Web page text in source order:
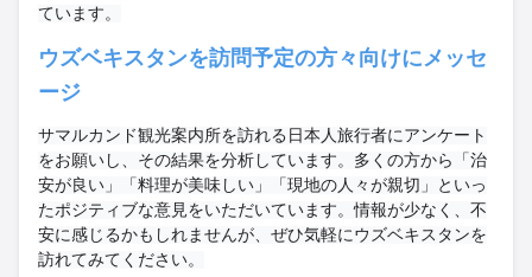
ています。
ウズベキスタンを訪問予定の方々向けにメッセ
ージ
サマルカンド観光案内所を訪れる日本人旅行者にアンケート
をお願いし、その結果を分析しています。多くの方から「治
安が良い」「料理が美味しい」「現地の人々が親切」といっ
たポジティブな意見をいただいています。情報が少なく、不
安に感じるかもしれませんが、ぜひ気軽にウズベキスタンを
訪れてみてください。